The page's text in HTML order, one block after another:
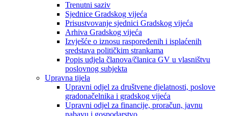
Trenutni saziv
Sjednice Gradskog vijeća
Prisustvovanje sjednici Gradskog vijeća
Arhiva Gradskog vijeća
Izvješće o iznosu raspoređenih i isplaćenih
sredstava političkim strankama
Popis udjela članova/članica GV u vlasništvu
poslovnog subjekta
Upravna tijela
Upravni odjel za društvene djelatnosti, poslove
gradonačelnika i gradskog vijeća
Upravni odjel za financije, proračun, javnu
nabavu i gospodarstvo